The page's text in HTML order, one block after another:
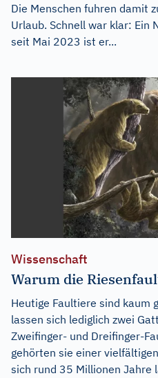
Die Menschen fuhren damit
Urlaub. Schnell war klar: Ein
seit Mai 2023 ist er...
Wissenschaft
Warum die
Heutige Faultiere sind kaum
lassen sich lediglich zwei
Zweifinger- und Dreifinger-
gehörten sie einer
sich rund 35 Millionen Jahre